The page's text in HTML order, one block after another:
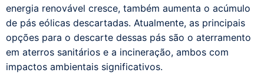
energia renovável cresce, também aumenta o acúmulo
de pás eólicas descartadas. Atualmente, as principais
opções para o descarte dessas pás são o aterramento
em aterros sanitários e a incineração, ambos com
impactos ambientais significativos.